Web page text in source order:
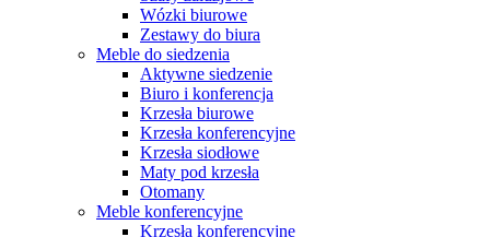
Wózki biurowe
Zestawy do biura
Meble do siedzenia
Aktywne siedzenie
Biuro i konferencja
Krzesła biurowe
Krzesła konferencyjne
Krzesła siodłowe
Maty pod krzesła
Otomany
Meble konferencyjne
Krzesła konferencyjne